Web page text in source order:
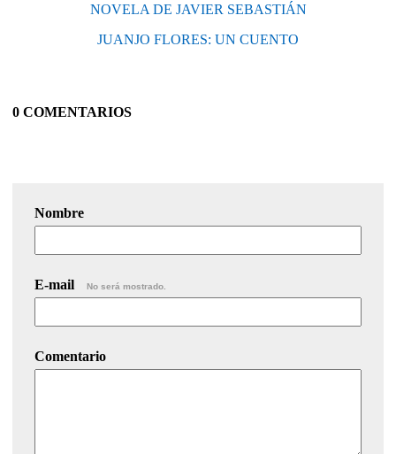
NOVELA DE JAVIER SEBASTIÁN
JUANJO FLORES: UN CUENTO
0 COMENTARIOS
Nombre
E-mail No será mostrado.
Comentario